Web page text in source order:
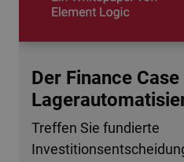
Der Finance
Treffen Sie fundierte